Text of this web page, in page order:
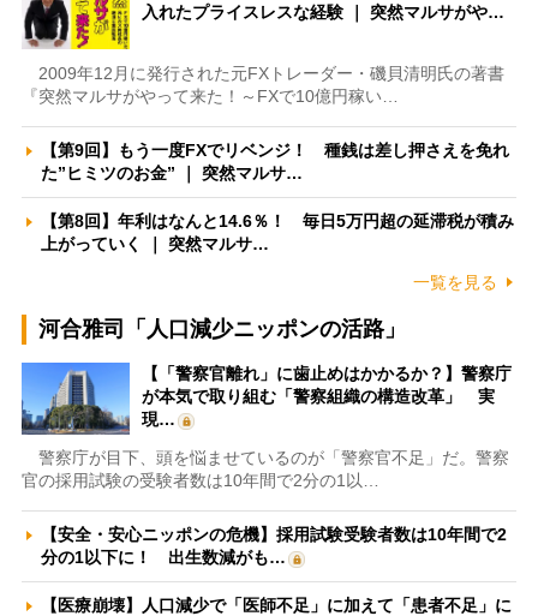
入れたプライスレスな経験 ｜ 突然マルサがや…
2009年12月に発行された元FXトレーダー・磯貝清明氏の著書
『突然マルサがやって来た！～FXで10億円稼い…
【第9回】もう一度FXでリベンジ！ 種銭は差し押さえを免れ
た”ヒミツのお金” ｜ 突然マルサ…
【第8回】年利はなんと14.6％！ 毎日5万円超の延滞税が積み
上がっていく ｜ 突然マルサ…
一覧を見る
河合雅司「人口減少ニッポンの活路」
【「警察官離れ」に歯止めはかかるか？】警察庁
が本気で取り組む「警察組織の構造改革」 実
現…
警察庁が目下、頭を悩ませているのが「警察官不足」だ。警察
官の採用試験の受験者数は10年間で2分の1以…
【安全・安心ニッポンの危機】採用試験受験者数は10年間で2
分の1以下に！ 出生数減がも…
【医療崩壊】人口減少で「医師不足」に加えて「患者不足」に